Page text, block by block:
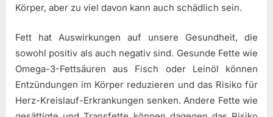
Körper, aber zu viel davon kann auch schädlich sein.
Fett hat Auswirkungen auf unsere Gesundheit, die
sowohl positiv als auch negativ sind. Gesunde Fette wie
Omega-3-Fettsäuren aus Fisch oder Leinöl können
Entzündungen im Körper reduzieren und das Risiko für
Herz-Kreislauf-Erkrankungen senken. Andere Fette wie